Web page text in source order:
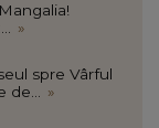
»
spre Vârful
de... »